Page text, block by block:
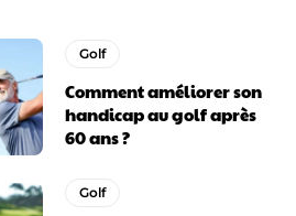
Golf
Comment améliorer son
handicap au golf après
60 ans ?
Golf